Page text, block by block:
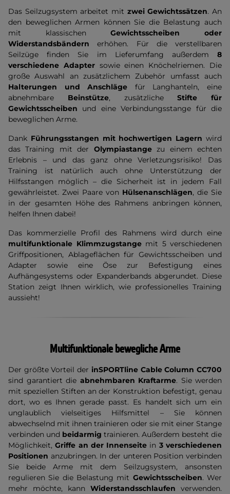
Das Seilzugsystem arbeitet mit zwei Gewichtssätzen. An
den beweglichen Armen können Sie die Belastung auch
mit klassischenGewichtsscheiben oder
Widerstandsbändern erhöhen. Für die verstellbaren
Seilzüge finden Sie im Lieferumfang außerdem 8
verschiedene Adaptersowie einen Knöchelriemen. Die
große Auswahl an zusätzlichem Zubehör umfasst auch
Halterungen und Anschläge für Langhanteln, eine
abnehmbare Beinstütze, zusätzlicheStifte für
Gewichtsscheiben und eine Verbindungsstange für die
beweglichen Arme.
Dank Führungsstangen mit hochwertigen Lagern wird
das Training mit der Olympiastangezu einem echten
Erlebnis – und das ganz ohne Verletzungsrisiko! Das
Training ist natürlich auch ohne Unterstützung der
Hilfsstangen möglich – die Sicherheit ist in jedem Fall
gewährleistet. Zwei Paare von Hülsenanschlägen, die Sie
in der gesamten Höhe des Rahmens anbringen können,
helfen Ihnen dabei!
Das kommerzielle Profil des Rahmens wird durch eine
multifunktionale Klimmzugstangemit 5 verschiedenen
Griffpositionen, Ablageflächen für Gewichtsscheiben und
Adapter sowie eine Öse zur Befestigung eines
Aufhängesystems oder Expanderbands abgerundet. Diese
Station zeigt Ihnen wirklich, wie professionelles Training
aussieht!
Multifunktionale bewegliche Arme
Der größte Vorteil der inSPORTline Cable Column CC700
sind garantiert die abnehmbaren Kraftarme. Sie werden
mit speziellen Stiften an der Konstruktion befestigt, genau
dort, wo es Ihnen gerade passt. Es handelt sich um ein
unglaublich vielseitiges Hilfsmittel – Sie können
abwechselnd mit ihnen trainieren oder sie mit einer Stange
verbinden und beidarmig trainieren. Außerdem besteht die
Möglichkeit,Griffe an der Innenseite in 3 verschiedenen
Positionen anzubringen. In der unteren Position verbinden
Sie beide Arme mit dem Seilzugsystem, ansonsten
regulieren Sie die Belastung mit Gewichtsscheiben. Wer
mehr möchte, kann Widerstandsschlaufen verwenden.